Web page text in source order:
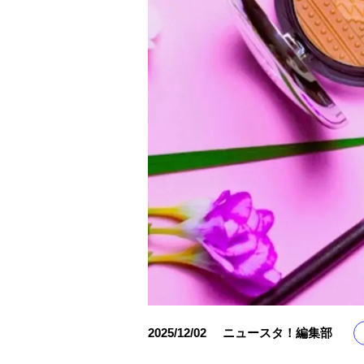
2025/12/02 ニュースタ！編集部